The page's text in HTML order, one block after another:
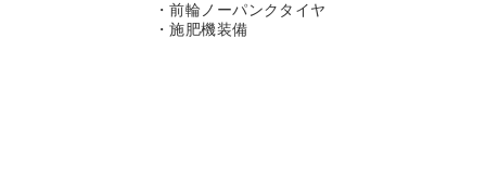
・前輪ノーパンクタイヤ
・施肥機装備